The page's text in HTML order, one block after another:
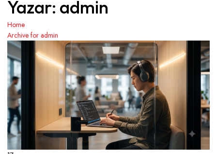
Yazar: admin
Home
Archive for admin